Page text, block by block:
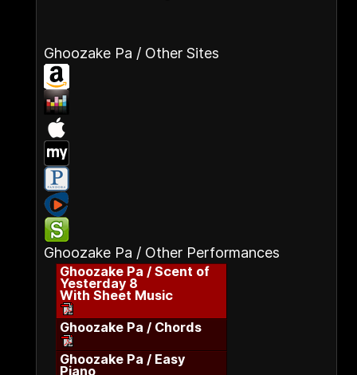
Ghoozake Pa / Other Sites
Ghoozake Pa / Other Performances
Ghoozake Pa / Scent of
Yesterday 8
With Sheet Music
Ghoozake Pa / Chords
Ghoozake Pa / Easy
Piano